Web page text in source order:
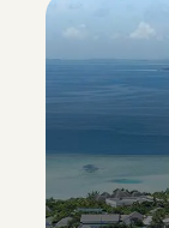
Scopri il